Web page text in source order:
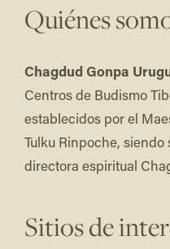
Quiénes
Chagdud Gonpa
Centros de Budismo
establecidos por el
Tulku Rinpoche, siendo
directora espiritual
Sitios de